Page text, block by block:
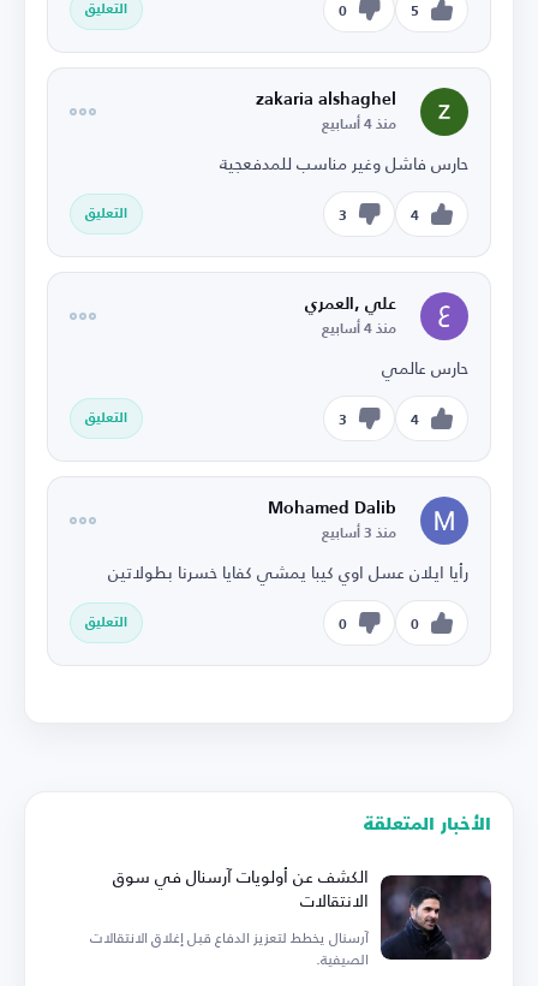
5
0 التعليق
zakaria alshaghel
منذ 4 أسابيع
حارس فاشل وغير مناسب للمدفعجية
4
3 التعليق
علي ,العمري
منذ 4 أسابيع
حارس عالمي
4
3 التعليق
Mohamed Dalib
منذ 3 أسابيع
رأيا ايلان عسل اوي كيبا يمشي كفايا خسرنا بطولاتين
0
0 التعليق
الأخبار المتعلقة
الكشف عن أولويات آرسنال في سوق
الانتقالات
آرسنال يخطط لتعزيز الدفاع قبل إغلاق الانتقالات
الصيفية.